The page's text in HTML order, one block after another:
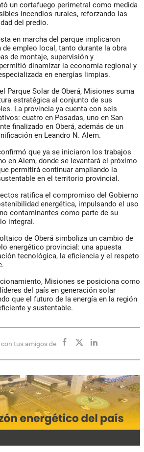
un cortafuego perimetral como medida
incendios rurales, reforzando las
del predio.
en marcha del parque implicaron
empleo local, tanto durante la obra
de montaje, supervisión y
dinamizar la economía regional y
en energías limpias.
Parque Solar de Oberá, Misiones suma
estratégica al conjunto de sus
La provincia ya cuenta con seis
: cuatro en Posadas, uno en San
finalizado en Oberá, además de un
en Leandro N. Alem.
que ya se iniciaron los trabajos
en Alem, donde se levantará el próximo
permitirá continuar ampliando la
en el territorio provincial.
ratifica el compromiso del Gobierno
energética, impulsando el uso
contaminantes como parte de su
integral.
de Oberá simboliza un cambio de
energético provincial: una apuesta
tecnológica, la eficiencia y el respeto
Misiones se posiciona como
del país en generación solar
que el futuro de la energía en la región
y sustentable.
tus amigos de